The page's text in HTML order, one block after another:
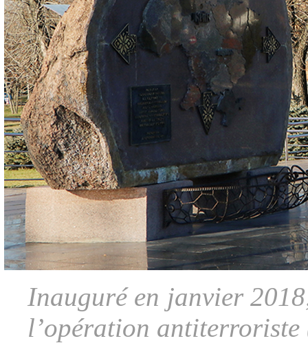
Inauguré en janvier
l’opération